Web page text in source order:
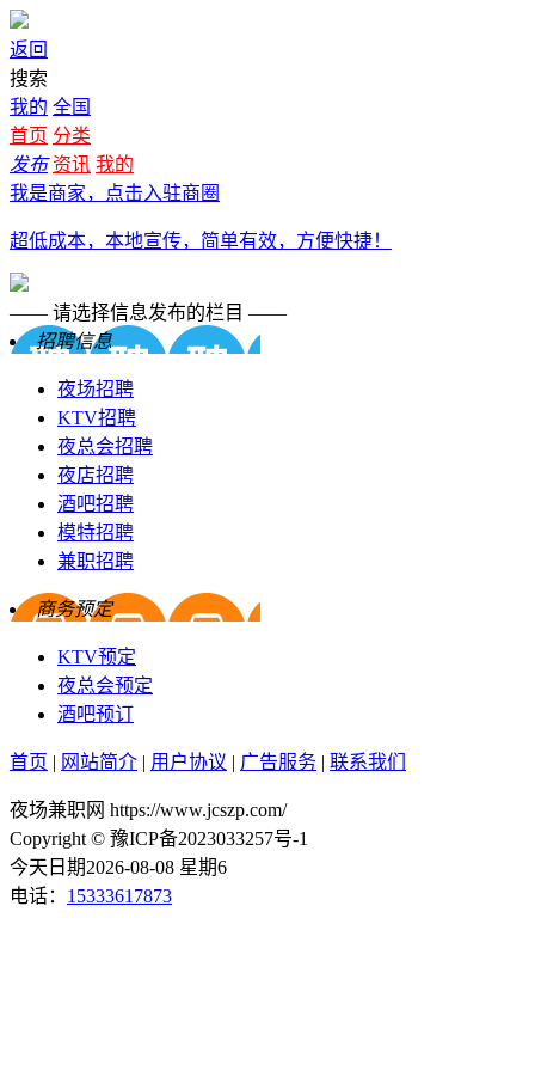
返回
搜索
我的 全国
首页 分类
发布 资讯 我的
我是商家，点击入驻商圈
超低成本，本地宣传，简单有效，方便快捷！
—— 请选择信息发布的栏目 ——
招聘信息
夜场招聘
KTV招聘
夜总会招聘
夜店招聘
酒吧招聘
模特招聘
兼职招聘
商务预定
KTV预定
夜总会预定
酒吧预订
首页 | 网站简介 | 用户协议 | 广告服务 | 联系我们
夜场兼职网 https://www.jcszp.com/
Copyright © 豫ICP备2023033257号-1
今天日期2026-08-08 星期6
电话： 15333617873